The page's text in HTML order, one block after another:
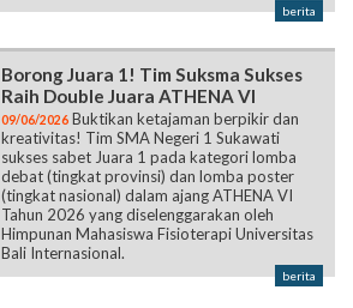
berita
Borong Juara 1! Tim Suksma Sukses
Raih Double Juara ATHENA VI
09/06/2026 Buktikan ketajaman berpikir dan
kreativitas! Tim SMA Negeri 1 Sukawati
sukses sabet Juara 1 pada kategori lomba
debat (tingkat provinsi) dan lomba poster
(tingkat nasional) dalam ajang ATHENA VI
Tahun 2026 yang diselenggarakan oleh
Himpunan Mahasiswa Fisioterapi Universitas
Bali Internasional.
berita